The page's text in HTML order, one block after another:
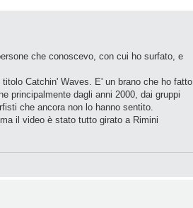
che conoscevo, con cui ho surfato, e
Catchin' Waves. E' un brano che ho fatto
principalmente dagli anni 2000, dai gruppi
che ancora non lo hanno sentito.
il video è stato tutto girato a Rimini